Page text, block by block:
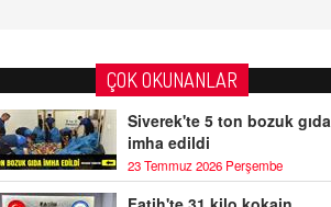
ÇOK OKUNANLAR
Siverek'te 5 ton bozuk gıda
imha edildi
23 Temmuz 2026 Perşembe